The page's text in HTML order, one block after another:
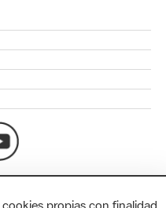
propias con finalidad